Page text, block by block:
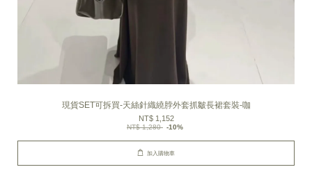
現貨SET可拆買-天絲針織繞脖外套抓皺長裙套裝-咖
NT$ 1,152
NT$ 1,280 -10%
加入購物車